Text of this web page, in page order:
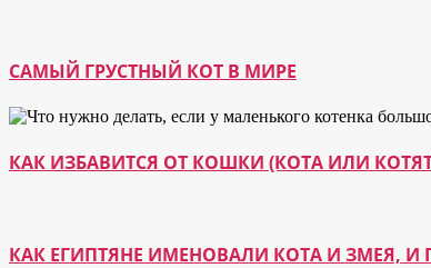
САМЫЙ ГРУСТНЫЙ КОТ В МИРЕ
КАК ИЗБАВИТСЯ ОТ КОШКИ (КОТА ИЛИ
КАК ЕГИПТЯНЕ ИМЕНОВАЛИ КОТА И ЗМЕЯ, И